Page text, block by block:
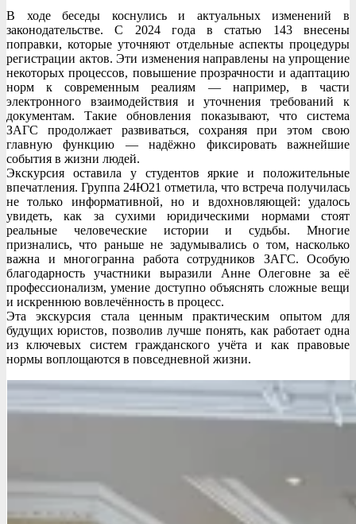
В ходе беседы коснулись и актуальных изменений в
законодательстве. С 2024 года в статью 143 внесены
поправки, которые уточняют отдельные аспекты процедуры
регистрации актов. Эти изменения направлены на упрощение
некоторых процессов, повышение прозрачности и адаптацию
норм к современным реалиям — например, в части
электронного взаимодействия и уточнения требований к
документам. Такие обновления показывают, что система
ЗАГС продолжает развиваться, сохраняя при этом свою
главную функцию — надёжно фиксировать важнейшие
события в жизни людей.
Экскурсия оставила у студентов яркие и положительные
впечатления. Группа 24Ю21 отметила, что встреча получилась
не только информативной, но и вдохновляющей: удалось
увидеть, как за сухими юридическими нормами стоят
реальные человеческие истории и судьбы. Многие
признались, что раньше не задумывались о том, насколько
важна и многогранна работа сотрудников ЗАГС. Особую
благодарность участники выразили Анне Олеговне за её
профессионализм, умение доступно объяснять сложные вещи
и искреннюю вовлечённость в процесс.
Эта экскурсия стала ценным практическим опытом для
будущих юристов, позволив лучше понять, как работает одна
из ключевых систем гражданского учёта и как правовые
нормы воплощаются в повседневной жизни.